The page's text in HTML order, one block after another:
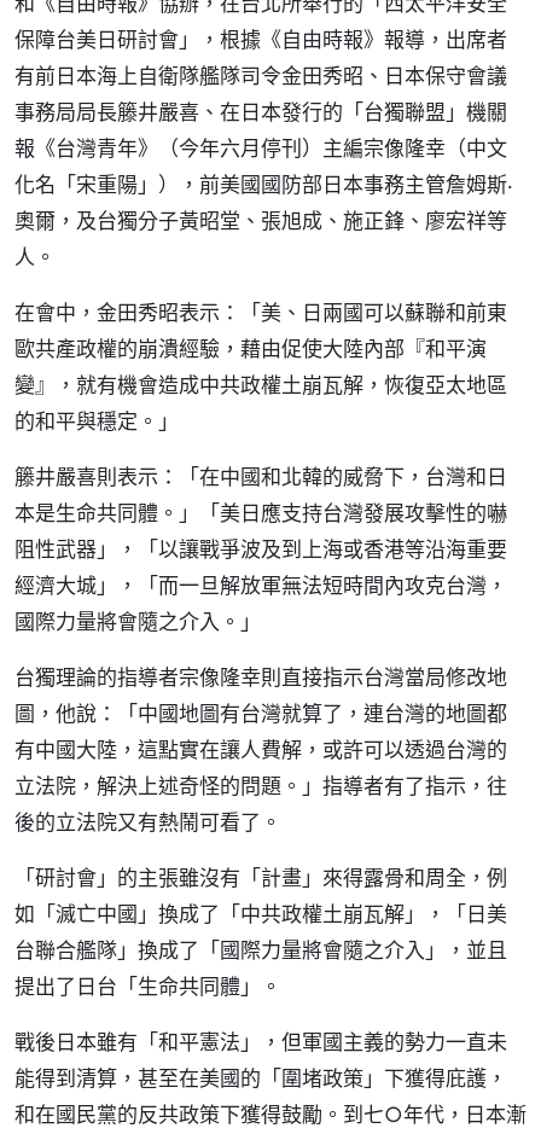
保障台美日研討會」，根據《自由時報》報導，出席者
有前日本海上自衛隊艦隊司令金田秀昭、日本保守會議
事務局局長籐井嚴喜、在日本發行的「台獨聯盟」機關
報《台灣青年》（今年六月停刊）主編宗像隆幸（中文
化名「宋重陽」），前美國國防部日本事務主管詹姆斯‧
奧爾，及台獨分子黃昭堂、張旭成、施正鋒、廖宏祥等
人。
在會中，金田秀昭表示：「美、日兩國可以蘇聯和前東
歐共產政權的崩潰經驗，藉由促使大陸內部『和平演
變』，就有機會造成中共政權土崩瓦解，恢復亞太地區
的和平與穩定。」
籐井嚴喜則表示：「在中國和北韓的威脅下，台灣和日
本是生命共同體。」「美日應支持台灣發展攻擊性的嚇
阻性武器」，「以讓戰爭波及到上海或香港等沿海重要
經濟大城」，「而一旦解放軍無法短時間內攻克台灣，
國際力量將會隨之介入。」
台獨理論的指導者宗像隆幸則直接指示台灣當局修改地
圖，他說：「中國地圖有台灣就算了，連台灣的地圖都
有中國大陸，這點實在讓人費解，或許可以透過台灣的
立法院，解決上述奇怪的問題。」指導者有了指示，往
後的立法院又有熱鬧可看了。
「研討會」的主張雖沒有「計畫」來得露骨和周全，例
如「滅亡中國」換成了「中共政權土崩瓦解」，「日美
台聯合艦隊」換成了「國際力量將會隨之介入」，並且
提出了日台「生命共同體」。
戰後日本雖有「和平憲法」，但軍國主義的勢力一直未
能得到清算，甚至在美國的「圍堵政策」下獲得庇護，
和在國民黨的反共政策下獲得鼓勵。到七○年代，日本漸